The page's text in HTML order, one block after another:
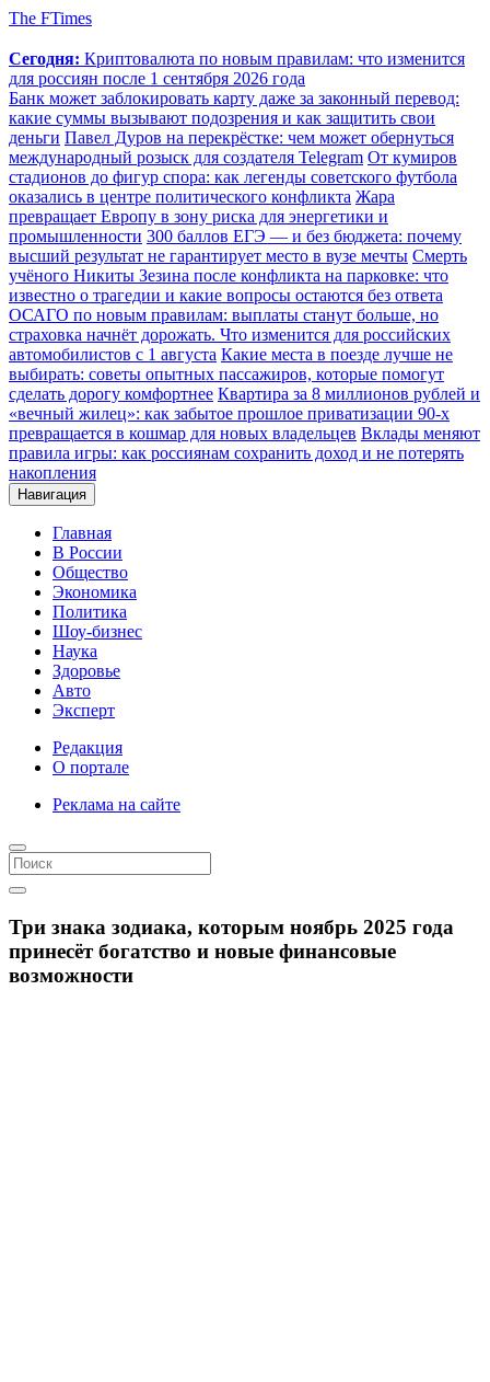
The FTimes
Сегодня: Криптовалюта по новым правилам: что изменится
для россиян после 1 сентября 2026 года
Банк может заблокировать карту даже за законный перевод:
какие суммы вызывают подозрения и как защитить свои
деньги Павел Дуров на перекрёстке: чем может обернуться
международный розыск для создателя Telegram От кумиров
стадионов до фигур спора: как легенды советского футбола
оказались в центре политического конфликта Жара
превращает Европу в зону риска для энергетики и
промышленности 300 баллов ЕГЭ — и без бюджета: почему
высший результат не гарантирует место в вузе мечты Смерть
учёного Никиты Зезина после конфликта на парковке: что
известно о трагедии и какие вопросы остаются без ответа
ОСАГО по новым правилам: выплаты станут больше, но
страховка начнёт дорожать. Что изменится для российских
автомобилистов с 1 августа Какие места в поезде лучше не
выбирать: советы опытных пассажиров, которые помогут
сделать дорогу комфортнее Квартира за 8 миллионов рублей и
«вечный жилец»: как забытое прошлое приватизации 90-х
превращается в кошмар для новых владельцев Вклады меняют
правила игры: как россиянам сохранить доход и не потерять
накопления
Навигация
Главная
В России
Общество
Экономика
Политика
Шоу-бизнес
Наука
Здоровье
Авто
Эксперт
Редакция
О портале
Реклама на сайте
Три знака зодиака, которым ноябрь 2025 года
принесёт богатство и новые финансовые
возможности